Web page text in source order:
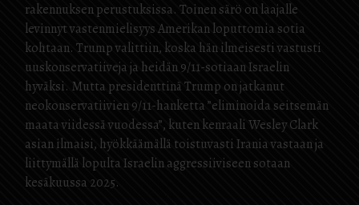
rakennuksen perustuksissa. Toinen särö on laajalle
levinnyt vastenmielisyys Amerikan loputtomia sotia
kohtaan. Trump valittiin, koska hän ilmeisesti vastusti
uuskonservatiiveja ja heidän 9/11-sotiaan Israelin
hyväksi. Mutta presidenttinä Trump on jatkanut
neokonservatiivien 9/11-hanketta ”eliminoida seitsemän
maata viidessä vuodessa”, kuten kenraali Wesley Clark
asian ilmaisi, hyökkäämällä toistuvasti Irania vastaan ja
liittymällä lopulta Israelin aggressiiviseen sotaan
kesäkuussa 2025.